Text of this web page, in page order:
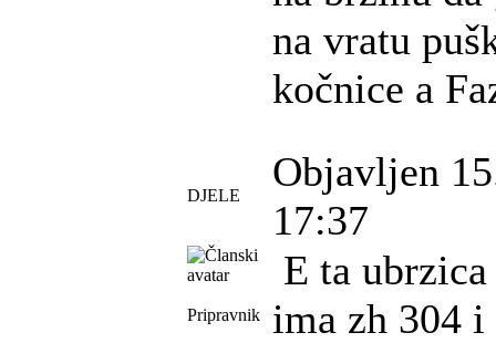
na vratu
kočnice a
DJELE
Objavljen
17:37
Pripravnik
E ta
ima zh 304 i